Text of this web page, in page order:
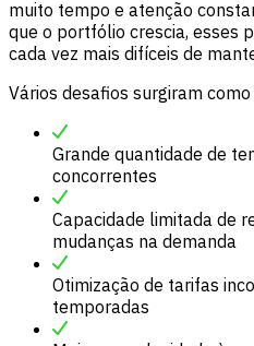
muito tempo e atenção
que o portfólio crescia, esses
cada vez mais difíceis de
Vários desafios surgiram
Grande quantidade de
concorrentes
Capacidade limitada de
mudanças na demanda
Otimização de tarifas
temporadas